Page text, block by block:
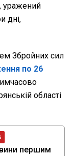
уражений
дні,
Збройних сил
по 26
області
першим